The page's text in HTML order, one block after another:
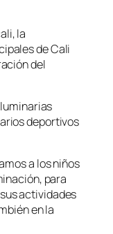
, la
de Cali
del
deportivos
a los niños
para
actividades
en la